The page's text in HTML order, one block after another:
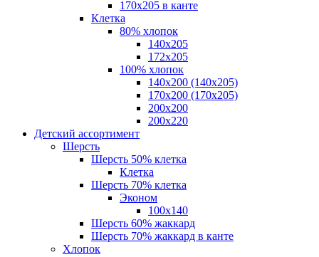
170х205 в канте
Клетка
80% хлопок
140x205
172х205
100% хлопок
140x200 (140х205)
170x200 (170х205)
200х200
200х220
Детский ассортимент
Шерсть
Шерсть 50% клетка
Клетка
Шерсть 70% клетка
Эконом
100x140
Шерсть 60% жаккард
Шерсть 70% жаккард в канте
Хлопок